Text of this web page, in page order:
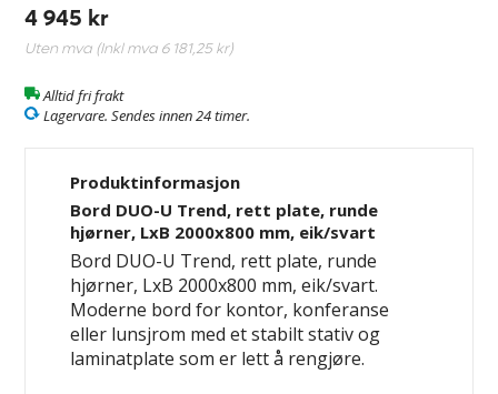
4 945 kr
Uten mva (Inkl mva 6 181,25 kr)
Alltid fri frakt
Lagervare. Sendes innen 24 timer.
Produktinformasjon
Bord DUO-U Trend, rett plate, runde
hjørner, LxB 2000x800 mm, eik/svart
Bord DUO-U Trend, rett plate, runde
hjørner, LxB 2000x800 mm, eik/svart.
Moderne bord for kontor, konferanse
eller lunsjrom med et stabilt stativ og
laminatplate som er lett å rengjøre.